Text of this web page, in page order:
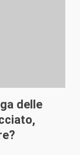
delle